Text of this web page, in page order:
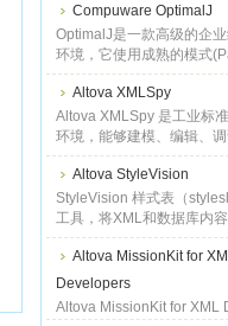
Compuware OptimalJ
OptimalJ是一款高级的企
环境，它使用成熟的模式
从可视化模型生成全面的
J2EE应用系统，实现了最
并基于J2EE规则编写代码
模
Altova XMLSpy
Altova XMLSpy 是工业标
环境，能够建模、编辑、
有XML相关技术，然后自
程语言的运行时代码。对于
新的XML、Web 服务程序
的
Altova StyleVision
StyleVision 样式表（
工具，将XML和数据库内
HTML、PDF、RTF。
StyleVision具有一个图形化
能够创建样式表，将XML和
转换为多种输出格式。Styl
Altova MissionKit for
Developers
Altova MissionKit for XML